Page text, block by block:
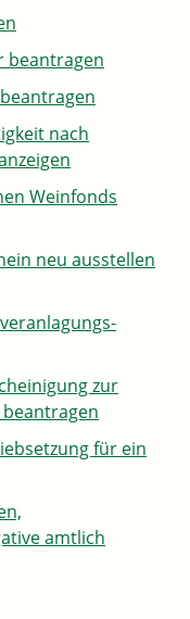
beantragen
nach
Weinfonds
neu ausstellen
zur
für ein
amtlich